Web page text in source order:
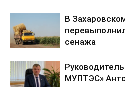
В
сенажа
МУПТЭС»